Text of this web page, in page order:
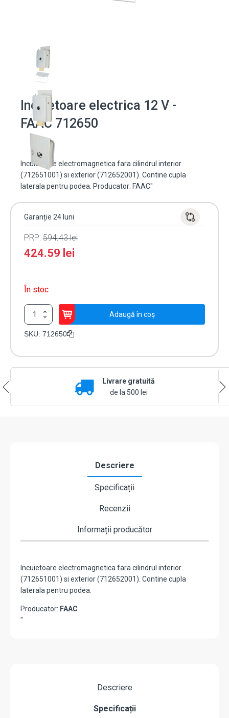
Incuietoare electrica 12 V -
FAAC 712650
Incuietoare electromagnetica fara cilindrul interior
(712651001) si exterior (712652001). Contine cupla
laterala pentru podea. Producator: FAAC"
Garanție 24 luni
PRP: 594.43lei
424.59 lei
În stoc
Cantitate
Incuietoare
electrica
Adaugă în coș
SKU: 712650
Livrare gratuită
de la 500 lei
Descriere
Specificații
Recenzii
Informații producător
Incuietoare electromagnetica fara cilindrul interior
(712651001) si exterior (712652001). Contine cupla
laterala pentru podea.
Producator: FAAC
"
Descriere
Specificații